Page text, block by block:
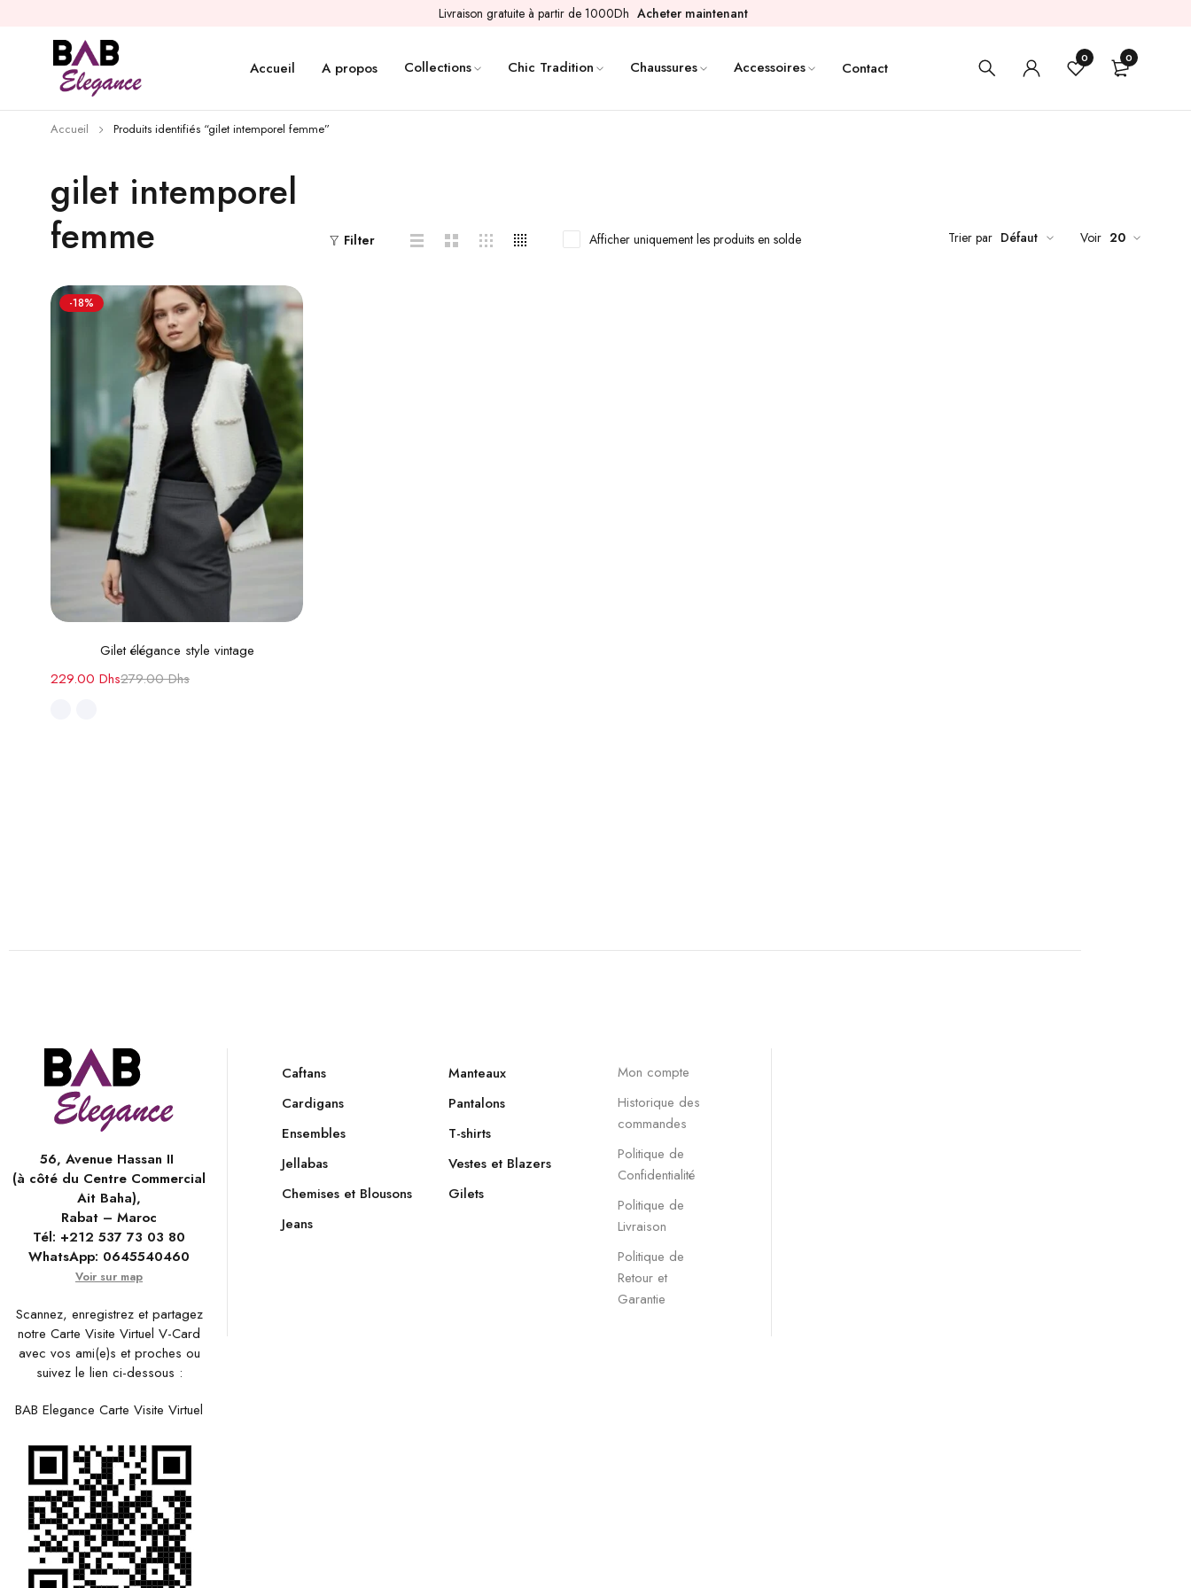
Livraison gratuite à partir de 1000Dh Acheter maintenant
Accueil A propos Collections Chic Tradition Chaussures Accessoires Contact
0 0
gilet intemporel
femme
Accueil Produits identifiés “gilet intemporel femme”
Filter Trier par Défaut
Afficher uniquement les produits en solde Voir 20
-18%
Choix des options
Gilet élégance style vintage
279.00Dhs
229.00 Dhs
56, Avenue Hassan II
(à côté du Centre Commercial
Ait Baha),
Rabat – Maroc
Tél: +212 537 73 03 80
WhatsApp: 0645540460
Voir sur map
Scannez, enregistrez et partagez
notre Carte Visite Virtuel V-Card
avec vos ami(e)s et proches ou
suivez le lien ci-dessous :
BAB Elegance Carte Visite Virtuel
Caftans
Cardigans
Ensembles
Jellabas
Chemises et Blousons
Jeans
Manteaux
Pantalons
T-shirts
Vestes et Blazers
Gilets
Mon compte
Historique des
commandes
Politique de
Confidentialité
Politique de
Livraison
Politique de
Retour et
Garantie